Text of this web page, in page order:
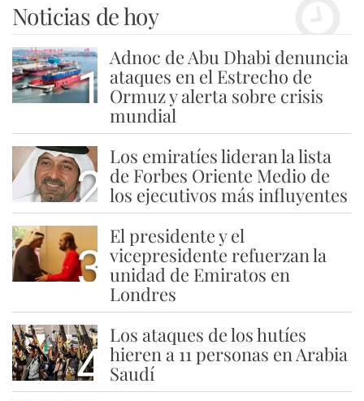
Noticias de hoy
1
Adnoc de Abu Dhabi denuncia
ataques en el Estrecho de
Ormuz y alerta sobre crisis
mundial
2
Los emiratíes lideran la lista
de Forbes Oriente Medio de
los ejecutivos más influyentes
3
El presidente y el
vicepresidente refuerzan la
unidad de Emiratos en
Londres
4
Los ataques de los hutíes
hieren a 11 personas en Arabia
Saudí